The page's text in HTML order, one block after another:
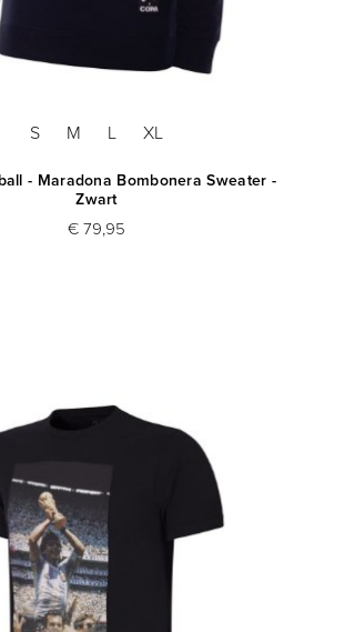
S M L XL
- Maradona Bombonera Sweater -
Zwart
€ 79,95